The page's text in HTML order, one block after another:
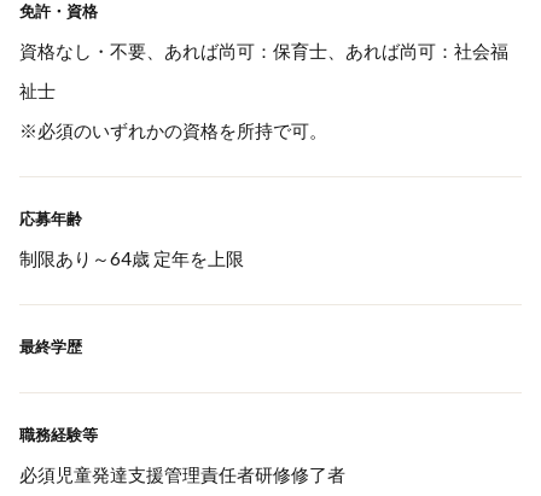
免許・資格
資格なし・不要、あれば尚可：保育士、あれば尚可：社会福
祉士
※必須のいずれかの資格を所持で可。
応募年齢
制限あり～64歳 定年を上限
最終学歴
職務経験等
必須児童発達支援管理責任者研修修了者